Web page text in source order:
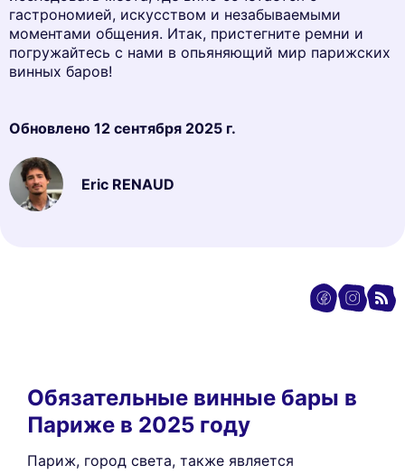
гастрономией, искусством и незабываемыми
моментами общения. Итак, пристегните ремни и
погружайтесь с нами в опьяняющий мир парижских
винных баров!
Обновлено 12 сентября 2025 г.
Eric RENAUD
Обязательные винные бары в
Париже в 2025 году
Париж, город света, также является